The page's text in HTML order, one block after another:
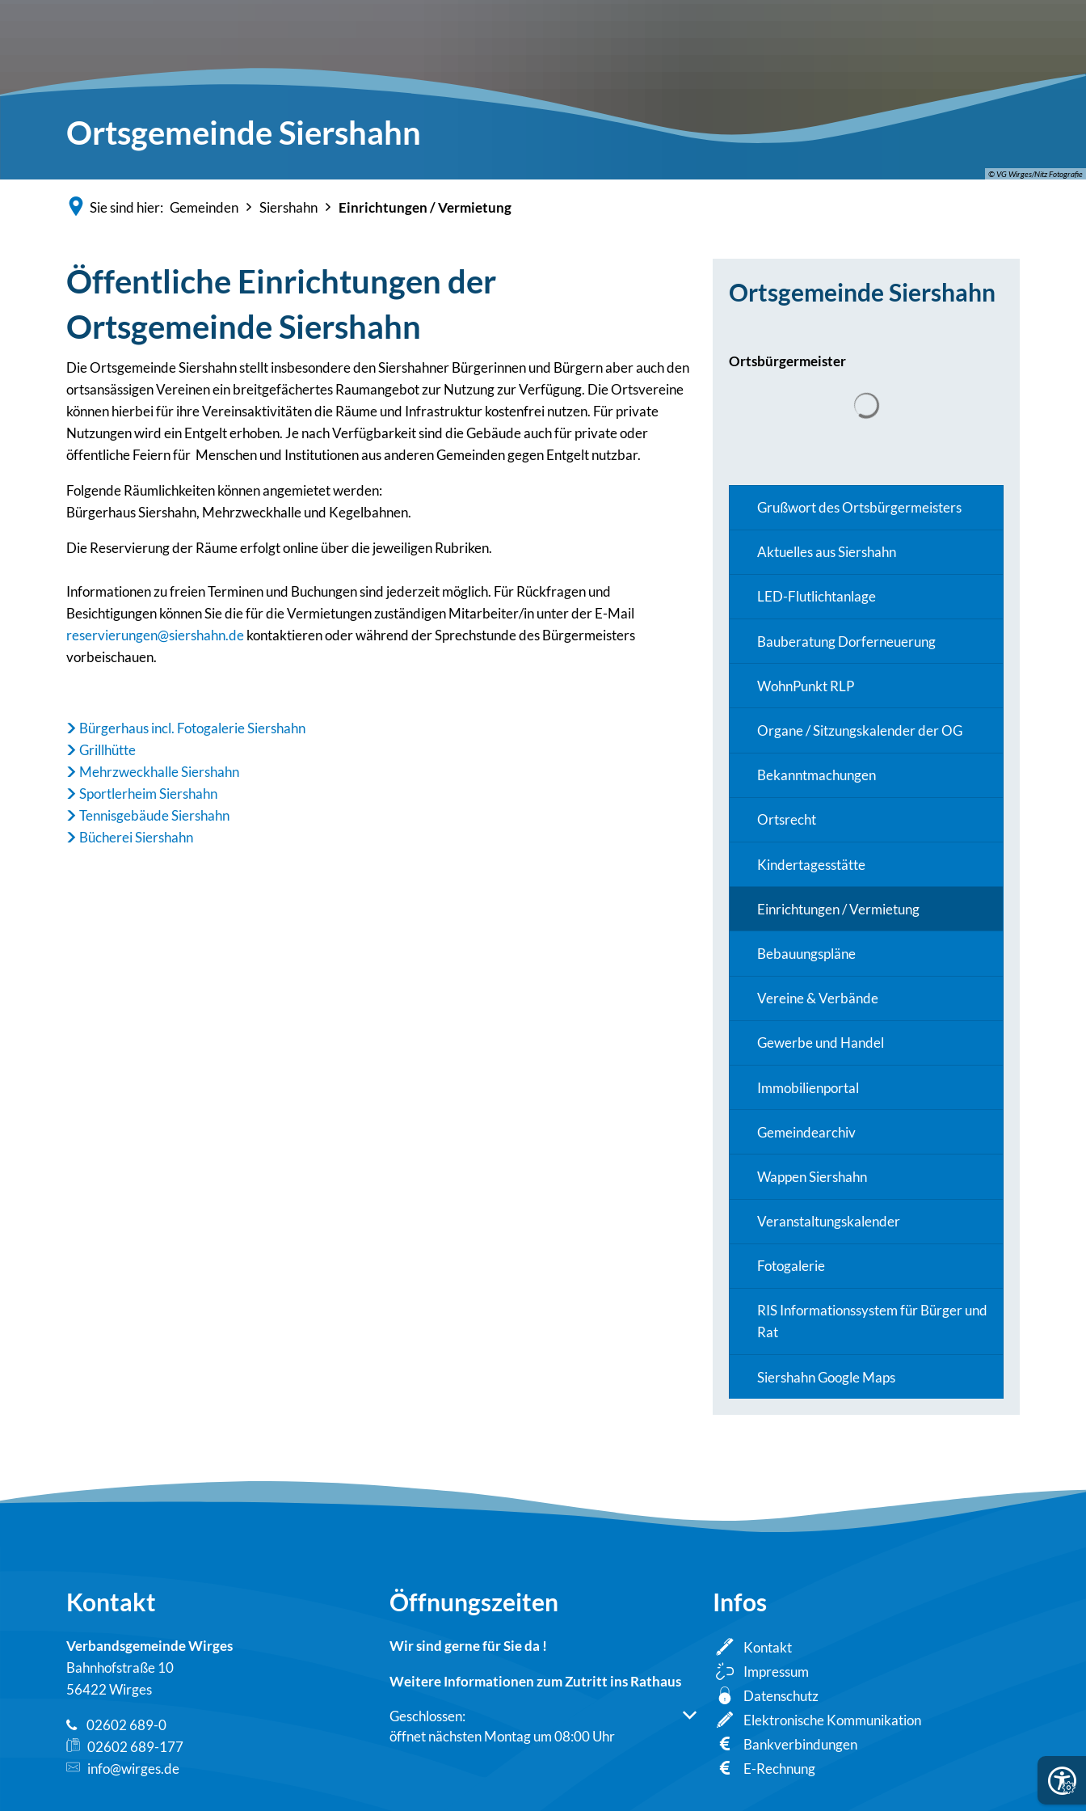
© VG Wirges/Nitz Fotografie
Ortsgemeinde Siershahn
Sie sind hier: Gemeinden Siershahn Einrichtungen / Vermietung
Öffentliche Einrichtungen der
Ortsgemeinde Siershahn
Die Ortsgemeinde Siershahn stellt insbesondere den Siershahner Bürgerinnen und Bürgern aber auch den
ortsansässigen Vereinen ein breitgefächertes Raumangebot zur Nutzung zur Verfügung. Die Ortsvereine
können hierbei für ihre Vereinsaktivitäten die Räume und Infrastruktur kostenfrei nutzen. Für private
Nutzungen wird ein Entgelt erhoben. Je nach Verfügbarkeit sind die Gebäude auch für private oder
öffentliche Feiern für Menschen und Institutionen aus anderen Gemeinden gegen Entgelt nutzbar.
Folgende Räumlichkeiten können angemietet werden:
Bürgerhaus Siershahn, Mehrzweckhalle und Kegelbahnen.
Die Reservierung der Räume erfolgt online über die jeweiligen Rubriken.
Informationen zu freien Terminen und Buchungen sind jederzeit möglich. Für Rückfragen und
Besichtigungen können Sie die für die Vermietungen zuständigen Mitarbeiter/in unter der E-Mail
reservierungen@siershahn.dekontaktieren oder während der Sprechstunde des Bürgermeisters
vorbeischauen.
Bürgerhaus incl. Fotogalerie Siershahn
Grillhütte
Mehrzweckhalle Siershahn
Sportlerheim Siershahn
Tennisgebäude Siershahn
Bücherei Siershahn
Ortsgemeinde Siershahn
Ortsbürgermeister
Grußwort des Ortsbürgermeisters
Aktuelles aus Siershahn
LED-Flutlichtanlage
Bauberatung Dorferneuerung
WohnPunkt RLP
Organe / Sitzungskalender der OG
Bekanntmachungen
Ortsrecht
Kindertagesstätte
Einrichtungen / Vermietung
Bebauungspläne
Vereine & Verbände
Gewerbe und Handel
Immobilienportal
Gemeindearchiv
Wappen Siershahn
Veranstaltungskalender
Fotogalerie
RIS Informationssystem für Bürger und
Rat
Siershahn Google Maps
Kontakt
Verbandsgemeinde Wirges
Bahnhofstraße 10
56422 Wirges
02602 689-0
02602 689-177
info@wirges.de
Öffnungszeiten
Wir sind gerne für Sie da !
Weitere Informationen zum Zutritt ins Rathaus
Klicken, um weitere Öffnungs- oder Schließzeiten auszublenden
Geschlossen:
öffnet nächsten Montag um 08:00 Uhr
Infos
Kontakt
Impressum
Datenschutz
Elektronische Kommunikation
Bankverbindungen
E-Rechnung